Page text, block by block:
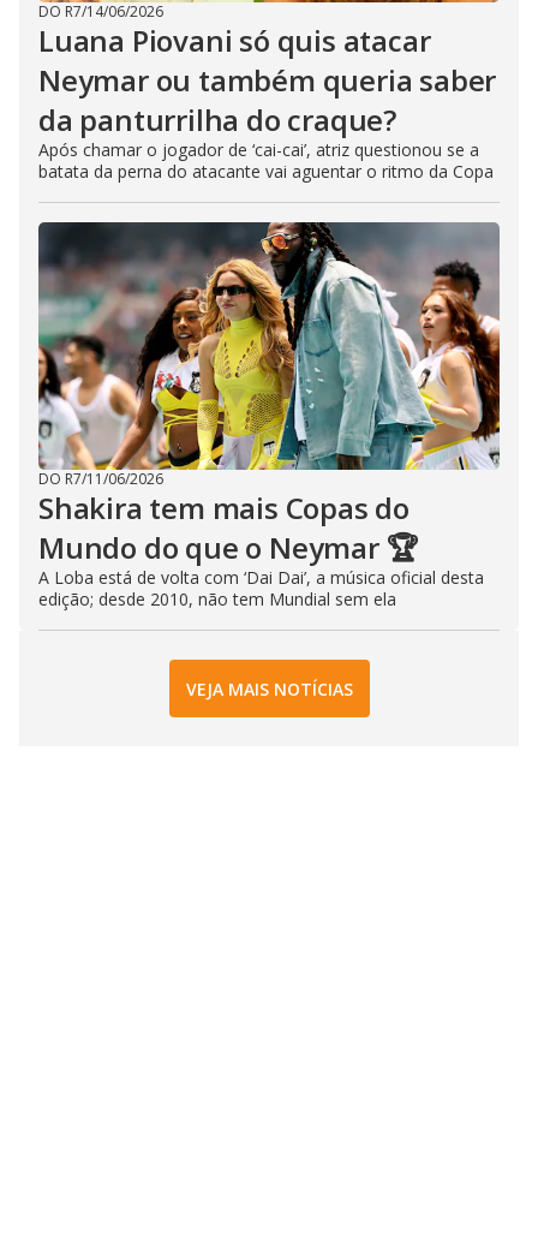
DO R7/14/06/2026
Luana Piovani só quis atacar
Neymar ou também queria saber
da panturrilha do craque?
Após chamar o jogador de ‘cai-cai’, atriz questionou se a
batata da perna do atacante vai aguentar o ritmo da Copa
DO R7/11/06/2026
Shakira tem mais Copas do
Mundo do que o Neymar 🏆
A Loba está de volta com ‘Dai Dai’, a música oficial desta
edição; desde 2010, não tem Mundial sem ela
VEJA MAIS NOTÍCIAS